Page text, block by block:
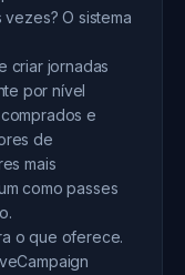
O sistema
criar jornadas
por nível
e
de
mais
como passes
o que oferece.